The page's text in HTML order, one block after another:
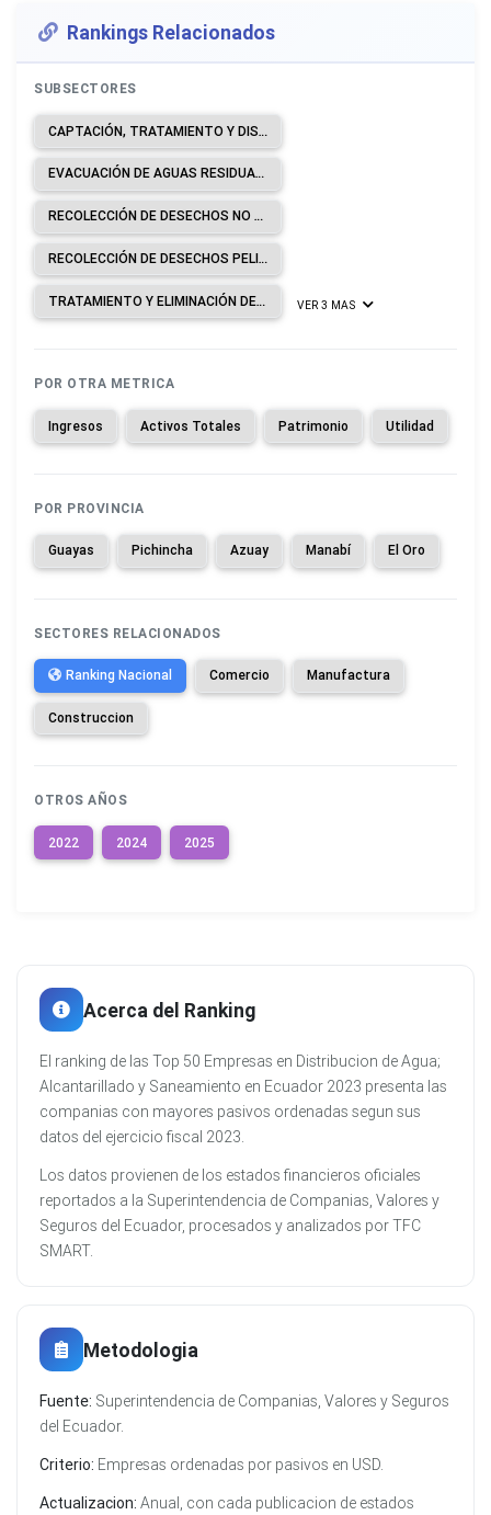
Rankings Relacionados
SUBSECTORES
CAPTACIÓN, TRATAMIENTO Y DISTRIBUCIÓN DE AGUA.
EVACUACIÓN DE AGUAS RESIDUALES.
RECOLECCIÓN DE DESECHOS NO PELIGROSOS.
RECOLECCIÓN DE DESECHOS PELIGROSOS.
TRATAMIENTO Y ELIMINACIÓN DE DESECHOS NO PELIGROSOS. VER 3 MAS
POR OTRA METRICA
Ingresos Activos Totales Patrimonio Utilidad
POR PROVINCIA
Guayas Pichincha Azuay Manabí El Oro
SECTORES RELACIONADOS
Ranking Nacional Comercio Manufactura
Construccion
OTROS AÑOS
2022 2024 2025
Acerca del Ranking
El ranking de las Top 50 Empresas en Distribucion de Agua;
Alcantarillado y Saneamiento en Ecuador 2023 presenta las
companias con mayores pasivos ordenadas segun sus
datos del ejercicio fiscal 2023.
Los datos provienen de los estados financieros oficiales
reportados a la Superintendencia de Companias, Valores y
Seguros del Ecuador, procesados y analizados por TFC
SMART.
Metodologia
Fuente: Superintendencia de Companias, Valores y Seguros
del Ecuador.
Criterio: Empresas ordenadas por pasivos en USD.
Actualizacion: Anual, con cada publicacion de estados